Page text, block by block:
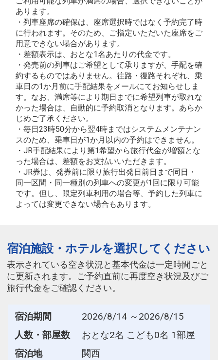
あります。
・列車座席の確保は、座席選択時ではなく予約完了時
に行われます。そのため、ご指定いただいた座席をご
用意できない場合があります。
・差額表示は、おとな1名あたりの代金です。
・発売前の列車はご希望として承りますが、手配を確
約するものではありません。往路・復路それぞれ、乗
車日の1か月前に手配結果をメールにてお知らせしま
す。なお、満席等により期日までに希望列車が取れな
かった場合は、自動的に予約取消となります。あらか
じめご了承ください。
・毎日23時50分から翌4時まではシステムメンテナン
スのため、乗車日が1か月以内の予約はできません。
・JR手配結果により第1希望から旅行代金が増額とな
った場合は、差額をお支払いいただきます。
・JR券は、発券前に限り旅行出発日前日まで同日・
同一区間・同一種別の列車への変更が1回に限り可能
です。但し、限定列車利用の場合等、予約した列車に
よっては変更できない場合もあります。
宿泊施設・ホテルを選択してください
表示されている空き状況と基本代金は一定時間ごと
に更新されます。ご予約直前に再度空き状況及びご
旅行代金をご確認ください。
宿泊期間
2026/8/14 ～2026/8/15
人数・部屋数
おとな2名 こども0名 1部屋
宿泊地
関西